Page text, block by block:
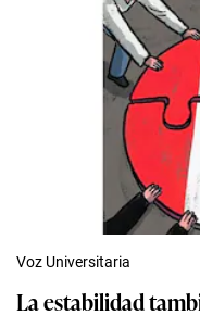
Voz Universitaria
La estabilidad